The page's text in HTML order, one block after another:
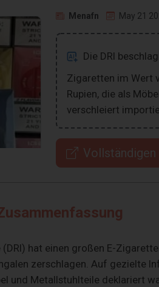
Menafn May 21
Die DRI
Zigaretten im Wert
Rupien, die als
verschleiert
hat einen großen E-
zerschlagen. Auf gezielte
und Metallstuhlteile deklariert